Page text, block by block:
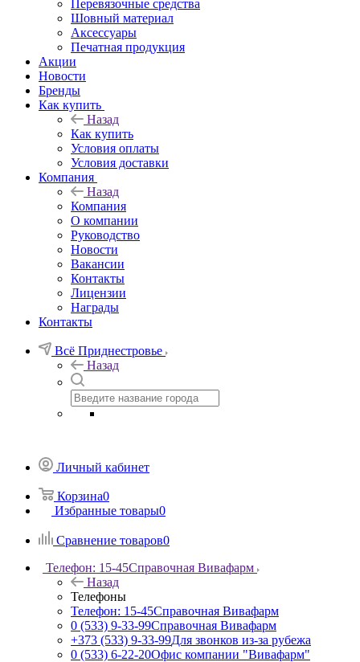
Перевязочные средства
Шовный материал
Аксессуары
Печатная продукция
Акции
Новости
Бренды
Как купить
Назад
Как купить
Условия оплаты
Условия доставки
Компания
Назад
Компания
О компании
Руководство
Новости
Вакансии
Контакты
Лицензии
Награды
Контакты
Всё Приднестровье
Назад
Личный кабинет
Корзина0
Избранные товары0
Сравнение товаров0
Телефон: 15-45Справочная Вивафарм
Назад
Телефоны
Телефон: 15-45Справочная Вивафарм
0 (533) 9-33-99Справочная Вивафарм
+373 (533) 9-33-99Для звонков из-за рубежа
0 (533) 6-22-20Офис компании "Вивафарм"